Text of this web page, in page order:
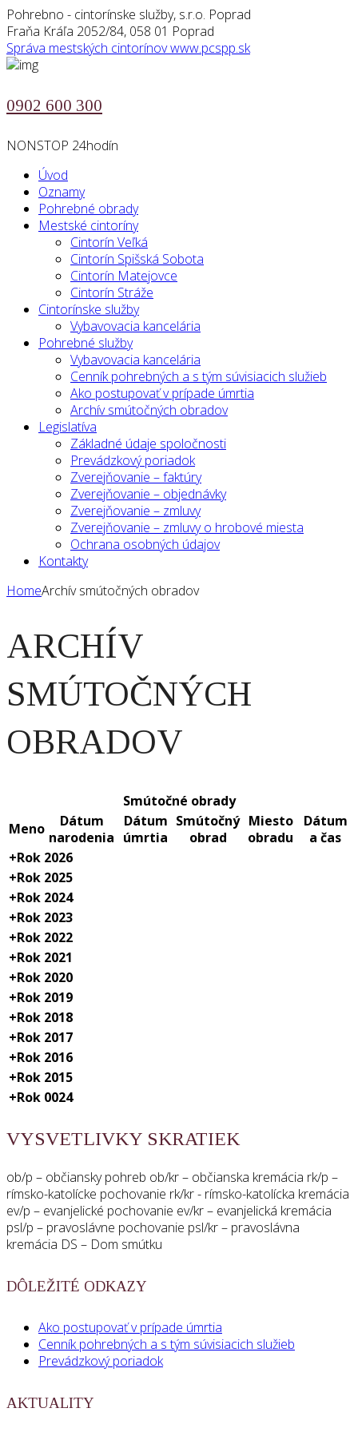
Pohrebno - cintorínske služby, s.r.o. Poprad
Fraňa Kráľa 2052/84, 058 01 Poprad
Správa mestských cintorínovwww.pcspp.sk
0902 600 300
NONSTOP 24hodín
Úvod
Oznamy
Pohrebné obrady
Mestské cintoríny
Cintorín Veľká
Cintorín Spišská Sobota
Cintorín Matejovce
Cintorín Stráže
Cintorínske služby
Vybavovacia kancelária
Pohrebné služby
Vybavovacia kancelária
Cenník pohrebných a s tým súvisiacich služieb
Ako postupovať v prípade úmrtia
Archív smútočných obradov
Legislatíva
Základné údaje spoločnosti
Prevádzkový poriadok
Zverejňovanie – faktúry
Zverejňovanie – objednávky
Zverejňovanie – zmluvy
Zverejňovanie – zmluvy o hrobové miesta
Ochrana osobných údajov
Kontakty
HomeArchív smútočných obradov
ARCHÍV
SMÚTOČNÝCH
OBRADOV
Smútočné obrady
Meno
Dátum
narodenia
Dátum
úmrtia
Smútočný
obrad
Miesto
obradu
Dátum
a čas
+Rok 2026
+Rok 2025
+Rok 2024
+Rok 2023
+Rok 2022
+Rok 2021
+Rok 2020
+Rok 2019
+Rok 2018
+Rok 2017
+Rok 2016
+Rok 2015
+Rok 0024
VYSVETLIVKY SKRATIEK
ob/p – občiansky pohreb ob/kr – občianska kremácia rk/p –
rímsko-katolícke pochovanie rk/kr - rímsko-katolícka kremácia
ev/p – evanjelické pochovanie ev/kr – evanjelická kremácia
psl/p – pravoslávne pochovanie psl/kr – pravoslávna
kremácia DS – Dom smútku
DÔLEŽITÉ ODKAZY
Ako postupovať v prípade úmrtia
Cenník pohrebných a s tým súvisiacich služieb
Prevádzkový poriadok
AKTUALITY